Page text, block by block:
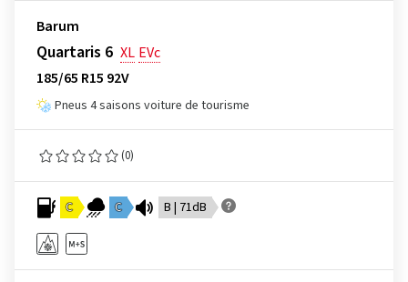
Barum
Quartaris 6 XL EVc
185/65 R15 92V
Pneus 4 saisons voiture de tourisme
(0)
C C B | 71dB